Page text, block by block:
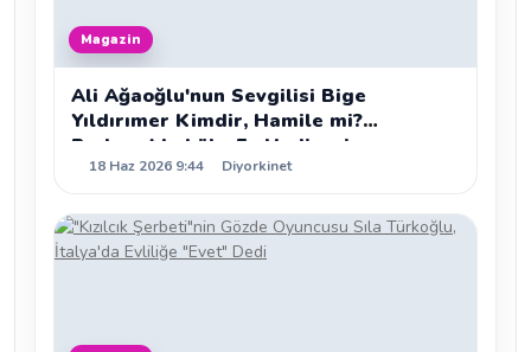
Magazin
Ali Ağaoğlu'nun Sevgilisi Bige
Yıldırımer Kimdir, Hamile mi?
Bodrum'da Lüks Ev Hediyesi
18 Haz 2026 9:44 Diyorkinet